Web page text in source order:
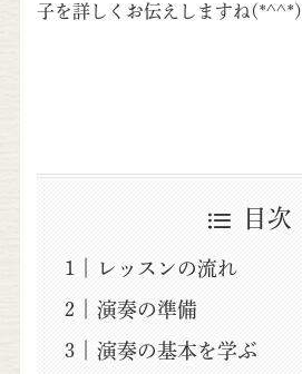
子を詳しくお伝えしますね(*^^*)
目次
レッスンの流れ
演奏の準備
演奏の基本を学ぶ